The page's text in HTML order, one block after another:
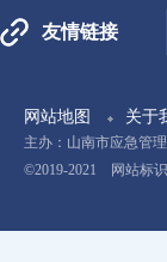
友情链接
网站地图 关于
主办：山南市应急管
©2019-2021 网站标